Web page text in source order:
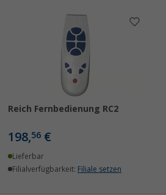
Reich Fernbedienung RC2
198,56€
Lieferbar
Filialverfügbarkeit: Filiale setzen